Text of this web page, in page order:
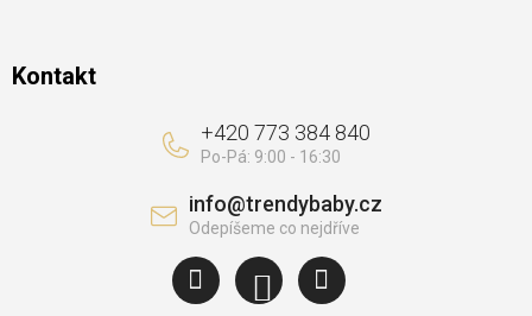
Kontakt
info@trendybaby.cz
+420 773 384 840